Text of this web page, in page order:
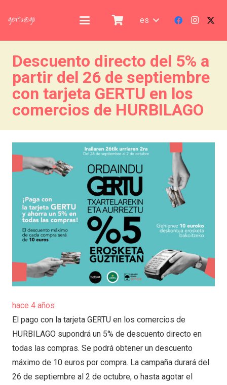
es
Descuento directo del 5% a
partir del 26 de septiembre
con tarjeta GERTU en los
comercios de HURBILAGO
hace 4 años
El pago con la tarjeta GERTU en los comercios de
HURBILAGO supondrá un 5% de descuento directo en
todas las compras. Se podrá obtener un descuento
máximo de 10 euros por compra. La campaña durará del
26 de septiembre al 2 de octubre, o hasta agotar el